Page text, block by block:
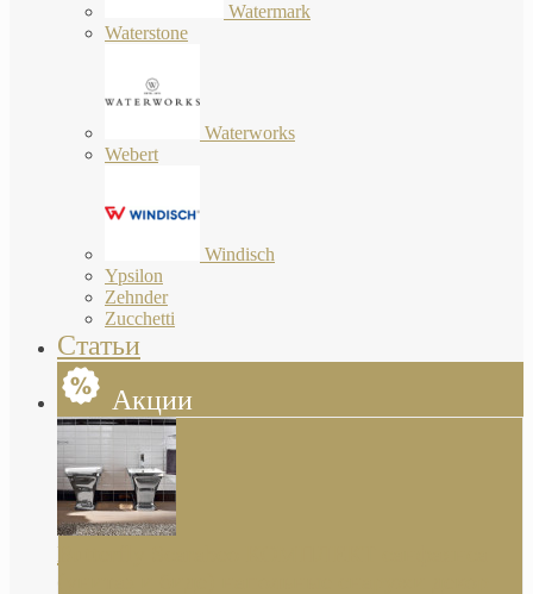
Watermark
Waterstone
Waterworks
Webert
Windisch
Ypsilon
Zehnder
Zucchetti
Статьи
Акции
Butterfly Scarabeo КОМПЛЕКТ санфаянса